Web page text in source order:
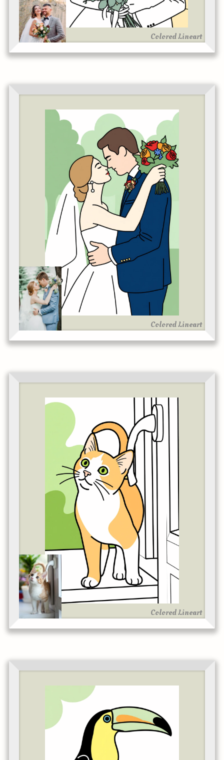
Colored Lineart
Colored Lineart
Colored Lineart